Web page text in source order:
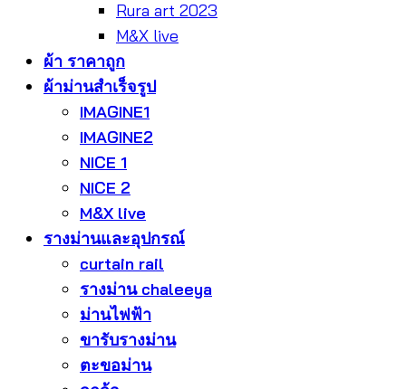
Rura art 2023
M&X live
ผ้า ราคาถูก
ผ้าม่านสำเร็จรูป
IMAGINE1
IMAGINE2
NICE 1
NICE 2
M&X live
รางม่านและอุปกรณ์
curtain rail
รางม่าน chaleeya
ม่านไฟฟ้า
ขารับรางม่าน
ตะขอม่าน